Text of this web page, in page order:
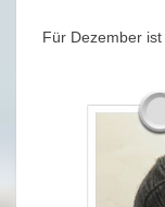
Für Dezember